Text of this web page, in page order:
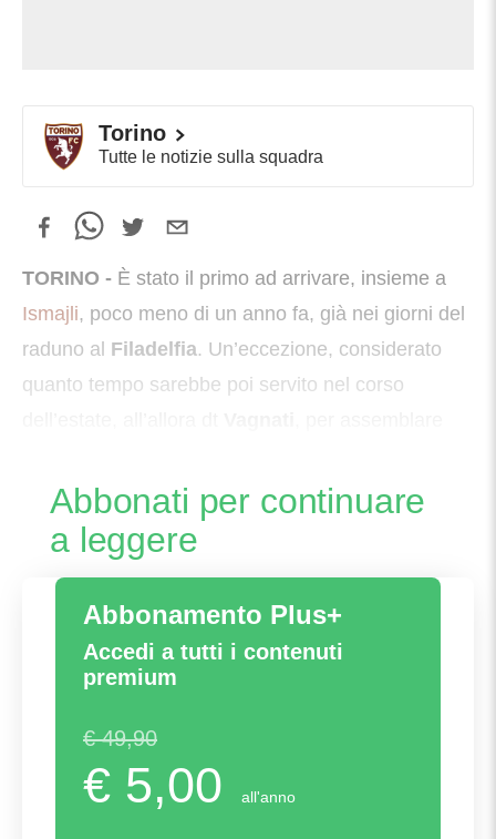
Torino
Tutte le notizie sulla squadra
TORINO - È stato il primo ad arrivare, insieme a
Ismajli, poco meno di un anno fa, già nei giorni del
raduno al Filadelfia. Un’eccezione, considerato
quanto tempo sarebbe poi servito nel corso
Abbonati per continuare
a leggere
Abbonamento Plus+
Accedi a tutti i contenuti
premium
€ 49,90
€ 5,00 all'anno